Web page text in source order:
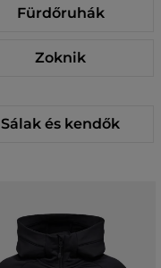
Fürdőruhák
Zoknik
Sálak és kendők